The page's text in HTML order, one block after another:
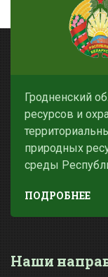
Гродненский
ресурсов и
природных
среды
ПОДРОБНЕЕ
Наши